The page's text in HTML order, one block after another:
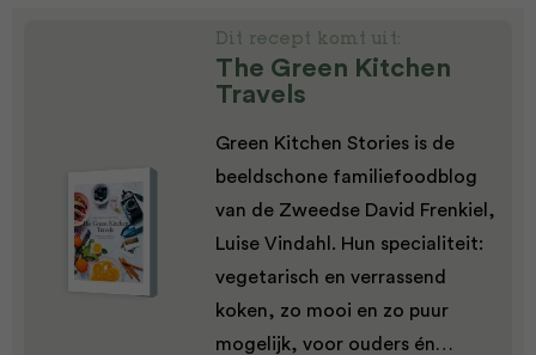
Dit recept komt uit:
The Green Kitchen
Travels
Green Kitchen Stories is de
beeldschone familiefoodblog
van de Zweedse David Frenkiel,
Luise Vindahl. Hun specialiteit:
vegetarisch en verrassend
koken, zo mooi en zo puur
mogelijk, voor ouders én…